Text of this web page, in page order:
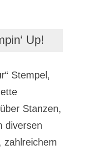
Up!
Stempel,
Stanzen,
diversen
zahlreichem